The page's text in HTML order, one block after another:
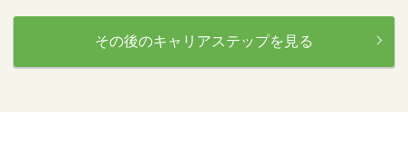
その後のキャリアステップを見る